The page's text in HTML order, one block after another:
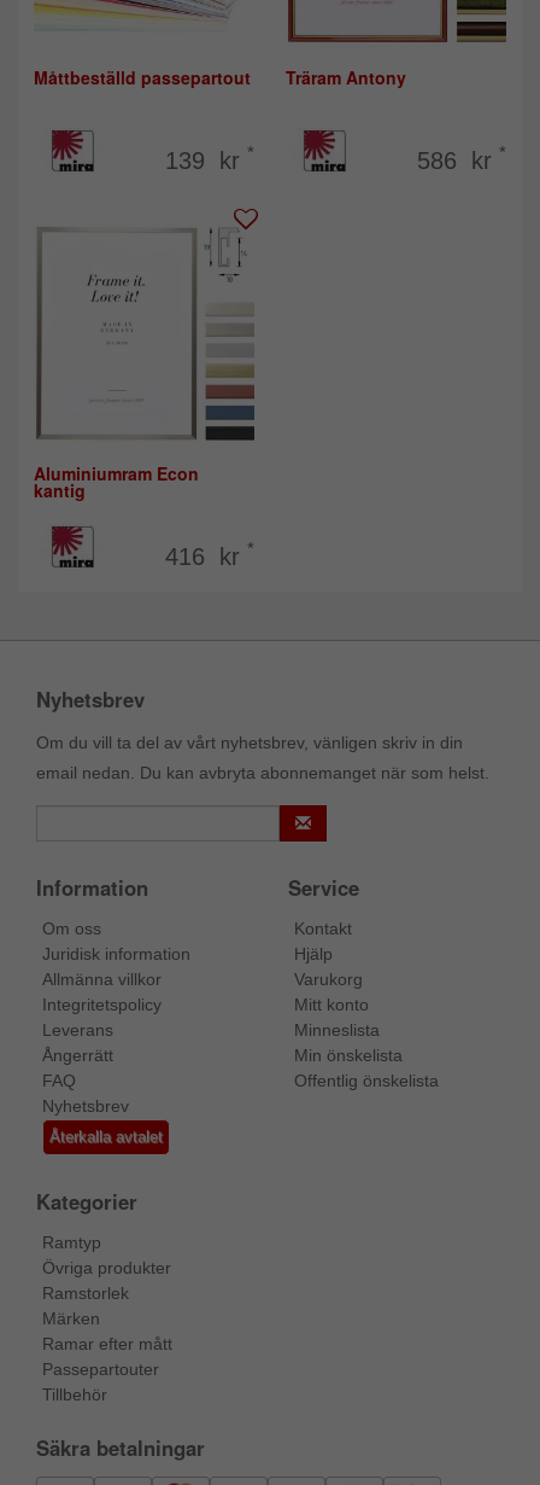
Måttbeställd passepartout
139 kr *
Träram Antony
586 kr *
Aluminiumram Econ
kantig
416 kr *
Nyhetsbrev
Om du vill ta del av vårt nyhetsbrev, vänligen skriv in din
email nedan. Du kan avbryta abonnemanget när som helst.
Information
Om oss
Juridisk information
Allmänna villkor
Integritetspolicy
Leverans
Ångerrätt
FAQ
Nyhetsbrev
Återkalla avtalet
Service
Kontakt
Hjälp
Varukorg
Mitt konto
Minneslista
Min önskelista
Offentlig önskelista
Kategorier
Ramtyp
Övriga produkter
Ramstorlek
Märken
Ramar efter mått
Passepartouter
Tillbehör
Säkra betalningar